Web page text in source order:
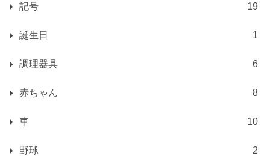
記号 19
誕生日 1
調理器具 6
赤ちゃん 8
車 10
野球 2